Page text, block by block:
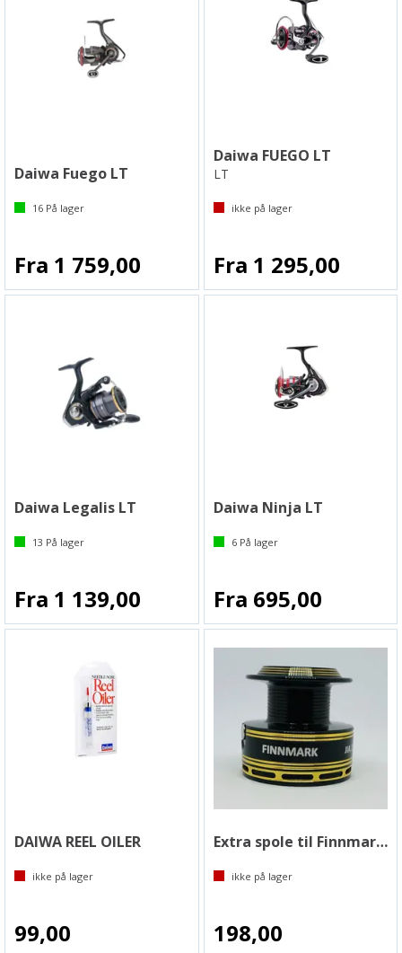
Daiwa Fuego LT
16 På lager
Fra 1 759,00
Daiwa FUEGO LT
LT
ikke på lager
Fra 1 295,00
Daiwa Legalis LT
13 På lager
Fra 1 139,00
Daiwa Ninja LT
6På lager
Fra 695,00
DAIWA REEL OILER
ikke på lager
99,00
Extra spole til Finnmark Snelle
ikke på lager
198,00